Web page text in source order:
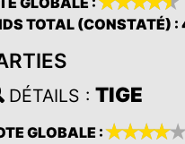
TOTAL (CONSTATÉ) :
DÉTAILS : TIGE
GLOBALE :
